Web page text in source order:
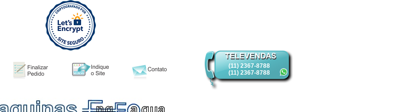
(11) 2367-8788
(11) 2367-8788